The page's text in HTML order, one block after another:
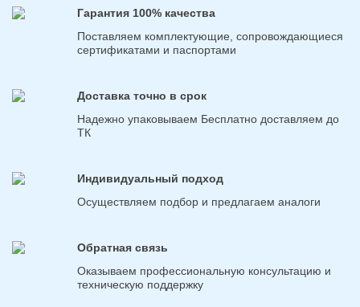
Гарантия 100% качества
Поставляем комплектующие, сопровождающиеся
сертификатами и паспортами
Доставка точно в срок
Надежно упаковываем Бесплатно доставляем до
ТК
Индивидуальный подход
Осуществляем подбор и предлагаем аналоги
Обратная связь
Оказываем профессиональную консультацию и
техническую поддержку